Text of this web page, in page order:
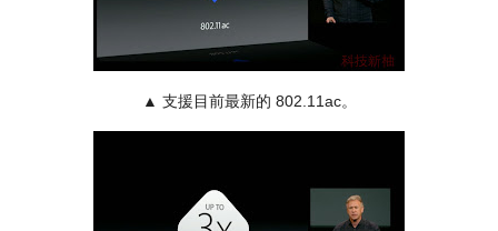
▲ 支援目前最新的 802.11ac。